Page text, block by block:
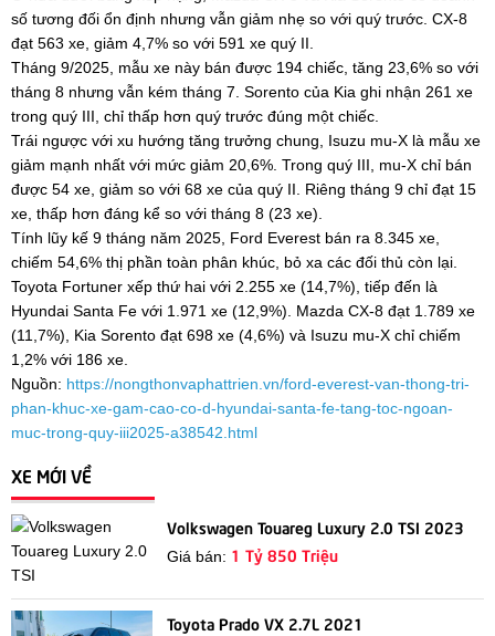
số tương đối ổn định nhưng vẫn giảm nhẹ so với quý trước. CX-8
đạt 563 xe, giảm 4,7% so với 591 xe quý II.
Tháng 9/2025, mẫu xe này bán được 194 chiếc, tăng 23,6% so với
tháng 8 nhưng vẫn kém tháng 7. Sorento của Kia ghi nhận 261 xe
trong quý III, chỉ thấp hơn quý trước đúng một chiếc.
Trái ngược với xu hướng tăng trưởng chung, Isuzu mu-X là mẫu xe
giảm mạnh nhất với mức giảm 20,6%. Trong quý III, mu-X chỉ bán
được 54 xe, giảm so với 68 xe của quý II. Riêng tháng 9 chỉ đạt 15
xe, thấp hơn đáng kể so với tháng 8 (23 xe).
Tính lũy kế 9 tháng năm 2025, Ford Everest bán ra 8.345 xe,
chiếm 54,6% thị phần toàn phân khúc, bỏ xa các đối thủ còn lại.
Toyota Fortuner xếp thứ hai với 2.255 xe (14,7%), tiếp đến là
Hyundai Santa Fe với 1.971 xe (12,9%). Mazda CX-8 đạt 1.789 xe
(11,7%), Kia Sorento đạt 698 xe (4,6%) và Isuzu mu-X chỉ chiếm
1,2% với 186 xe.
Nguồn: https://nongthonvaphattrien.vn/ford-everest-van-thong-tri-
phan-khuc-xe-gam-cao-co-d-hyundai-santa-fe-tang-toc-ngoan-
muc-trong-quy-iii2025-a38542.html
XE MỚI VỀ
Volkswagen Touareg Luxury 2.0 TSI 2023
Giá bán: 1 Tỷ 850 Triệu
Toyota Prado VX 2.7L 2021